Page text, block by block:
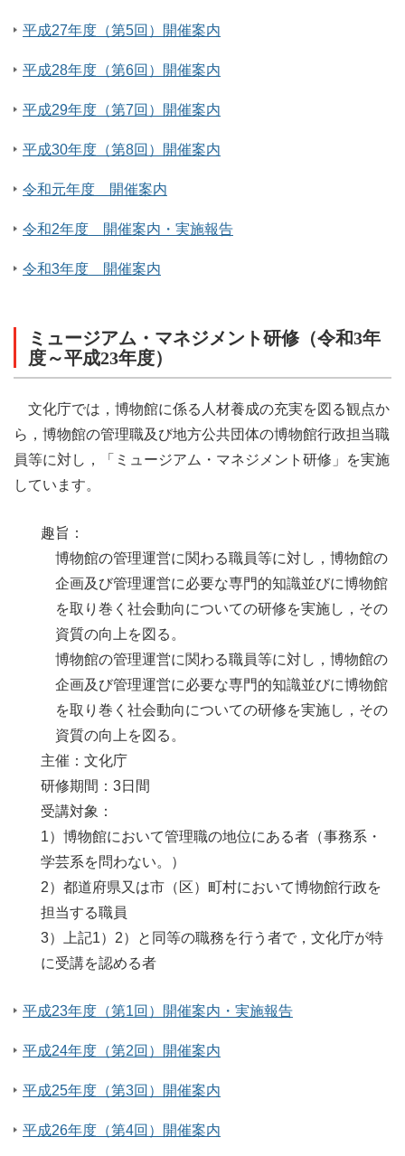
平成27年度（第5回）開催案内
平成28年度（第6回）開催案内
平成29年度（第7回）開催案内
平成30年度（第8回）開催案内
令和元年度 開催案内
令和2年度 開催案内・実施報告
令和3年度 開催案内
ミュージアム・マネジメント研修（令和3年
度～平成23年度）
文化庁では，博物館に係る人材養成の充実を図る観点か
ら，博物館の管理職及び地方公共団体の博物館行政担当職
員等に対し，「ミュージアム・マネジメント研修」を実施
しています。
趣旨：
博物館の管理運営に関わる職員等に対し，博物館の
企画及び管理運営に必要な専門的知識並びに博物館
を取り巻く社会動向についての研修を実施し，その
資質の向上を図る。
博物館の管理運営に関わる職員等に対し，博物館の
企画及び管理運営に必要な専門的知識並びに博物館
を取り巻く社会動向についての研修を実施し，その
資質の向上を図る。
主催： 文化庁
研修期間： 3日間
受講対象：
1）博物館において管理職の地位にある者（事務系・
学芸系を問わない。）
2）都道府県又は市（区）町村において博物館行政を
担当する職員
3）上記1）2）と同等の職務を行う者で，文化庁が特
に受講を認める者
平成23年度（第1回）開催案内・実施報告
平成24年度（第2回）開催案内
平成25年度（第3回）開催案内
平成26年度（第4回）開催案内